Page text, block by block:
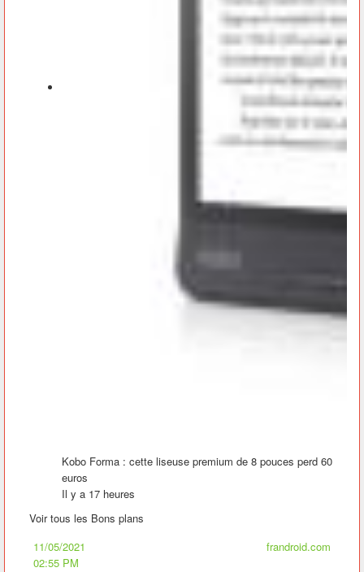
Kobo Forma : cette liseuse premium de 8 pouces perd 60
euros
Il y a 17 heures
Voir tous les Bons plans
11/05/2021
02:55 PM
frandroid.com